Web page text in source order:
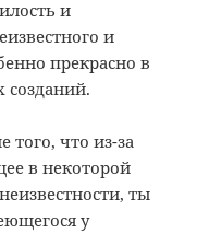
и
и
прекрасно в
того, что из-за
в некоторой
ты
у